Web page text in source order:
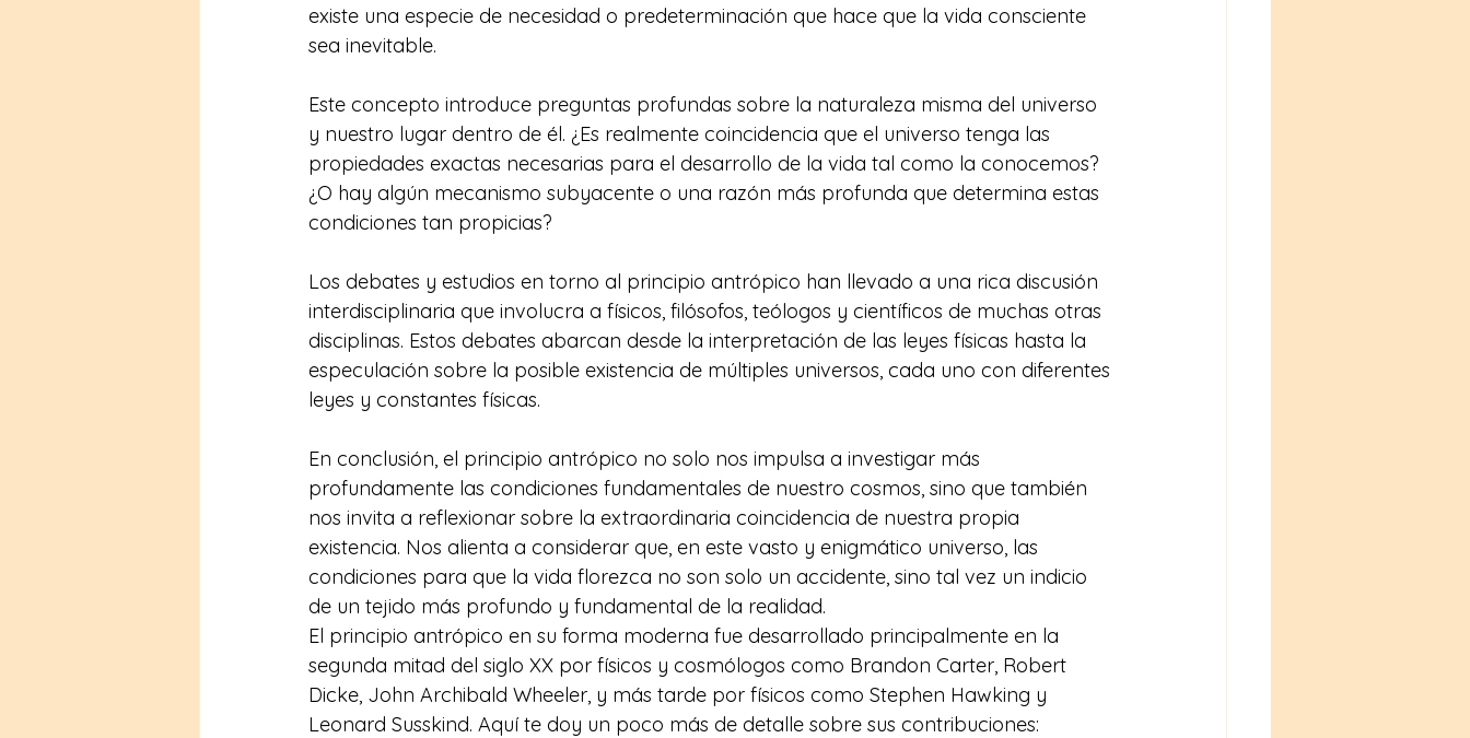
existe una especie de necesidad o predeterminación que hace que la vida consciente
sea inevitable.
Este concepto introduce preguntas profundas sobre la naturaleza misma del universo
y nuestro lugar dentro de él. ¿Es realmente coincidencia que el universo tenga las
propiedades exactas necesarias para el desarrollo de la vida tal como la conocemos?
¿O hay algún mecanismo subyacente o una razón más profunda que determina estas
condiciones tan propicias?
Los debates y estudios en torno al principio antrópico han llevado a una rica discusión
interdisciplinaria que involucra a físicos, filósofos, teólogos y científicos de muchas otras
disciplinas. Estos debates abarcan desde la interpretación de las leyes físicas hasta la
especulación sobre la posible existencia de múltiples universos, cada uno con diferentes
leyes y constantes físicas.
En conclusión, el principio antrópico no solo nos impulsa a investigar más
profundamente las condiciones fundamentales de nuestro cosmos, sino que también
nos invita a reflexionar sobre la extraordinaria coincidencia de nuestra propia
existencia. Nos alienta a considerar que, en este vasto y enigmático universo, las
condiciones para que la vida florezca no son solo un accidente, sino tal vez un indicio
de un tejido más profundo y fundamental de la realidad.
El principio antrópico en su forma moderna fue desarrollado principalmente en la
segunda mitad del siglo XX por físicos y cosmólogos como Brandon Carter, Robert
Dicke, John Archibald Wheeler, y más tarde por físicos como Stephen Hawking y
Leonard Susskind. Aquí te doy un poco más de detalle sobre sus contribuciones: